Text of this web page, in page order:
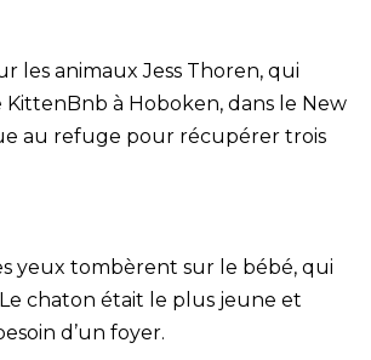
les animaux Jess Thoren, qui
à Hoboken, dans le New
au refuge pour récupérer trois
yeux tombèrent sur le bébé, qui
chaton était le plus jeune et
d’un foyer.